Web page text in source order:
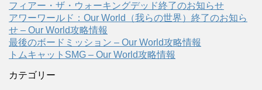
フィアー・ザ・ウォーキングデッド終了のお知らせ
アワーワールド：Our World（我らの世界）終了のお知ら
せ – Our World攻略情報
最後のボードミッション – Our World攻略情報
トムキャットSMG – Our World攻略情報
カテゴリー